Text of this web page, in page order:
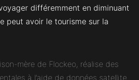
différemment en diminuant
peut avoir le tourisme sur la
mère de Flockeo, réalise des
à l’aide de données satellite